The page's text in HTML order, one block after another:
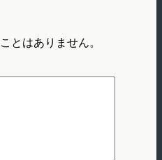
とはありません。